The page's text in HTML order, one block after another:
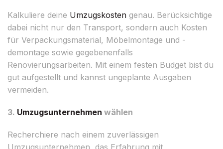
Kalkuliere deine Umzugskosten genau. Berücksichtige
dabei nicht nur den Transport, sondern auch Kosten
für Verpackungsmaterial, Möbelmontage und -
demontage sowie gegebenenfalls
Renovierungsarbeiten. Mit einem festen Budget bist du
gut aufgestellt und kannst ungeplante Ausgaben
vermeiden.
3. Umzugsunternehmen wählen
Recherchiere nach einem zuverlässigen
Umzugsunternehmen, das Erfahrung mit